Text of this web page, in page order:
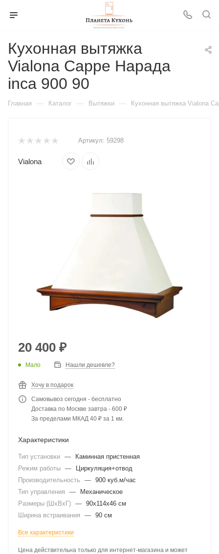
Кухонная вытяжка
Vialona Cappe Нарада
inca 900 90
Главная — Каталог — Вытяжки — Кухонная вытяжка Vialona
Артикул: 59298
Vialona
20 400 ₽
Мало Нашли дешевле?
Хочу в подарок
Самовывоз сегодня - бесплатно
Доставка по Москве завтра - 600 ₽
За пределами МКАД 40 ₽ за 1 км.
Характеристики
Тип установки —
Каминная пристенная
Режим работы —
Циркуляция+отвод
Производительность
— 900 куб.м/час
Тип управления
—
Механическое
Размеры (ШхВхГ) — 90x114x46 см
Ширина встраивания
— 90 см
Все характеристики
Цена действительна только для интернет-магазина и может